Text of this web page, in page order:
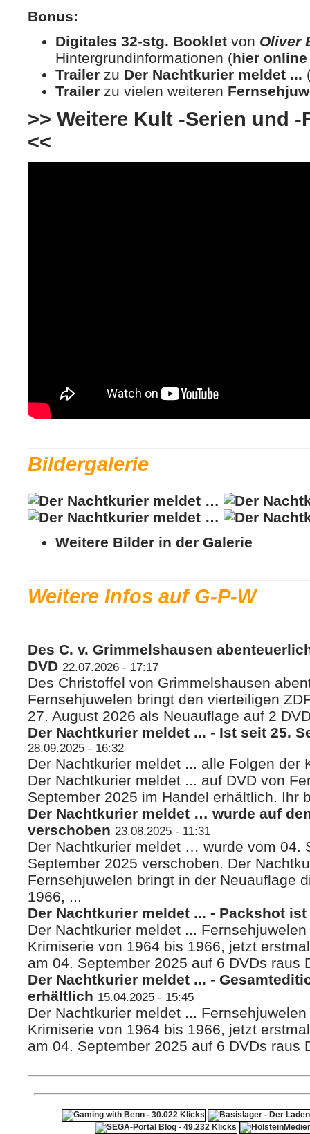
Bonus:
Digitales 32-stg. Booklet von Oliver
Hintergrundinformationen (hier
Trailer zu Der Nachtkurier meldet ...
Trailer zu vielen weiteren
>> Weitere Kult -Serien und
<<
Bildergalerie
Weitere Bilder in der Galerie
Weitere Infos auf G-P-W
Des C. v. Grimmelshausen
DVD 22.07.2026 - 17:17
Des Christoffel von Grimmelshausen
Fernsehjuwelen bringt den vierteiligen
27. August 2026 als Neuauflage auf 2
Der Nachtkurier meldet ... - Ist seit 25.
28.09.2025 - 16:32
Der Nachtkurier meldet ... alle Folgen der
Der Nachtkurier meldet ... auf DVD von
September 2025 im Handel erhältlich. Ihr
Der Nachtkurier meldet … wurde auf
verschoben 23.08.2025 - 11:31
Der Nachtkurier meldet … wurde vom 04.
September 2025 verschoben. Der
Fernsehjuwelen bringt in der Neuauflage
1966, ...
Der Nachtkurier meldet ... - Packshot ist
Der Nachtkurier meldet ...
Krimiserie von 1964 bis 1966, jetzt
am 04. September 2025 auf 6 DVDs raus
Der Nachtkurier meldet ... -
erhältlich 15.04.2025 - 15:45
Der Nachtkurier meldet ...
Krimiserie von 1964 bis 1966, jetzt
am 04. September 2025 auf 6 DVDs raus